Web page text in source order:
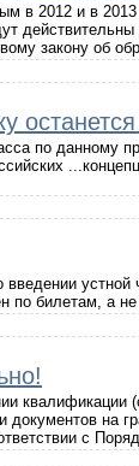
в 2012 и в
закону об
по данному
по билетам, а
квалификации
на
с